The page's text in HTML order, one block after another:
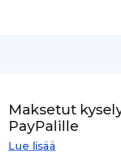
Maksetut
PayPalille
Lue lisää